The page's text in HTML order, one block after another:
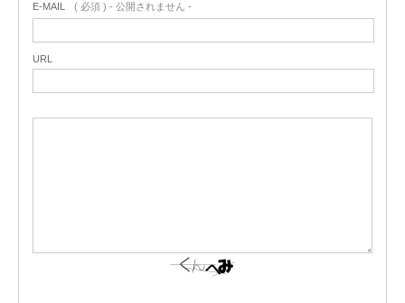
E-MAIL ( 必須 ) - 公開されません -
URL